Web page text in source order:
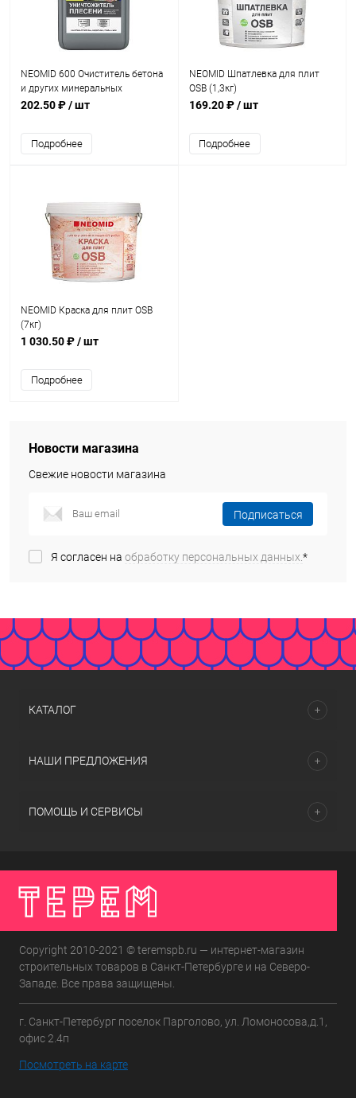
NEOMID 600 Очиститель бетона
и других минеральных
поверхностей (0,5л)
202.50 ₽/ шт
Подробнее
NEOMID Шпатлевка для плит
OSB (1,3кг)
169.20 ₽/ шт
Подробнее
NEOMID Краска для плит OSB
(7кг)
1 030.50 ₽/ шт
Подробнее
Новости магазина
Свежие новости магазина
Подписаться
Я согласен на обработку персональных данных.*
КАТАЛОГ
НАШИ ПРЕДЛОЖЕНИЯ
ПОМОЩЬ И СЕРВИСЫ
Copyright 2010-2021 © teremspb.ru — интернет-магазин
строительных товаров в Санкт-Петербурге и на Северо-
Западе. Все права защищены.
г. Санкт-Петербург поселок Парголово, ул. Ломоносова,д.1,
офис 2.4п
Посмотреть на карте